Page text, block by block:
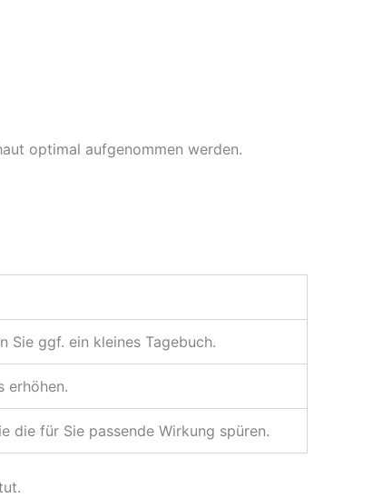
optimal aufgenommen werden.
Sie ggf. ein kleines Tagebuch.
erhöhen.
die für Sie passende Wirkung spüren.